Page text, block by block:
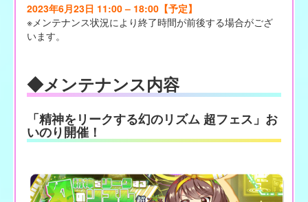
2023年6月23日 11:00 – 18:00【予定】
※メンテナンス状況により終了時間が前後する場合がござ
います。
◆メンテナンス内容
「精神をリークする幻のリズム 超フェス」お
いのり開催！